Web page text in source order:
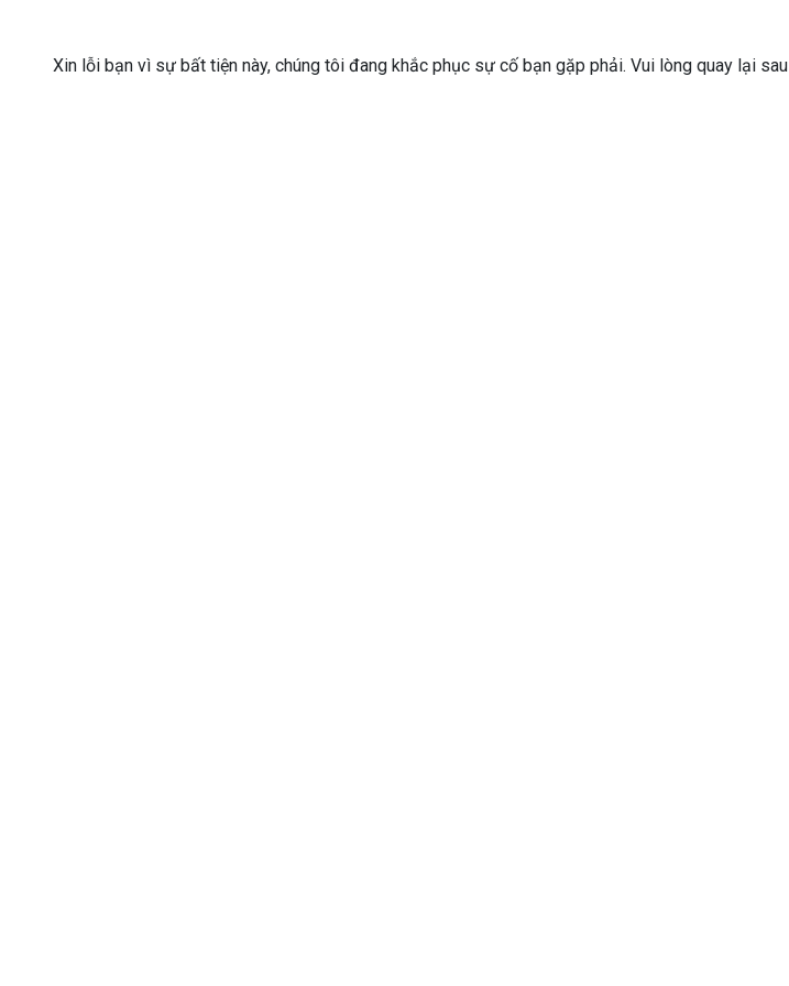
Xin lỗi bạn vì sự bất tiện này, chúng tôi đang khắc phục sự cố bạn gặp phải. Vui lòng quay lại sau